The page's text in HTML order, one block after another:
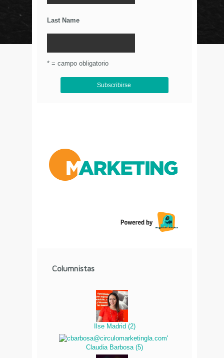
Last Name
* = campo obligatorio
Columnistas
Ilse Madrid (2)
Claudia Barbosa (5)
© Circulo Marketing 2016. Todos los derechos
reservados.
Aviso de Privacidad